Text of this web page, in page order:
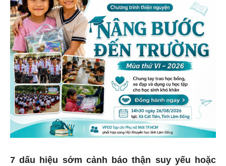
7 dấu hiệu sớm cảnh báo thận suy yếu hoặc